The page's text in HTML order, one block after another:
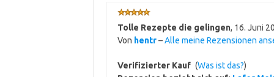
Tolle Rezepte die gelingen, 16. Juni
Von hentr–Alle meine Rezensionen
Verifizierter Kauf (Was ist das?)